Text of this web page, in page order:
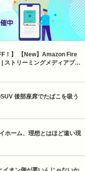
！】 【New】Amazon Fire
ストリーミングメディアプ…
後部座席でたばこを吸う
ホーム、理想とはほど遠い現